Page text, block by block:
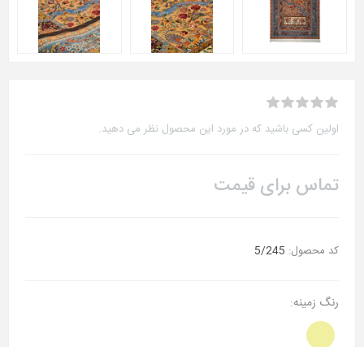
اولین کسی باشید که در مورد این محصول نظر می دهید.
تماس برای قیمت
کد محصول: 5/245
رنگ زمینه: